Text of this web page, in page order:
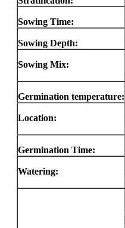
Sowing Time:
Sowing Depth:
Sowing Mix:
Germination temperature:
Location:
Germination Time:
Watering: